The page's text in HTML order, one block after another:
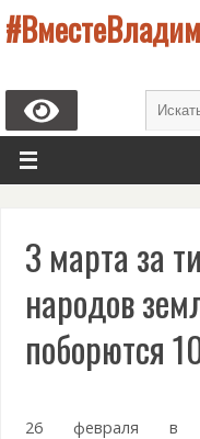
3 марта за
народов
поборются
26 февраля в